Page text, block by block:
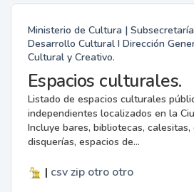
Ministerio de Cultura |
Desarrollo Cultural I Dirección
Cultural y Creativo.
Espacios culturales.
Listado de espacios culturales
independientes localizados en la
Incluye bares, bibliotecas,
disquerías, espacios de...
| csv zip otro otro